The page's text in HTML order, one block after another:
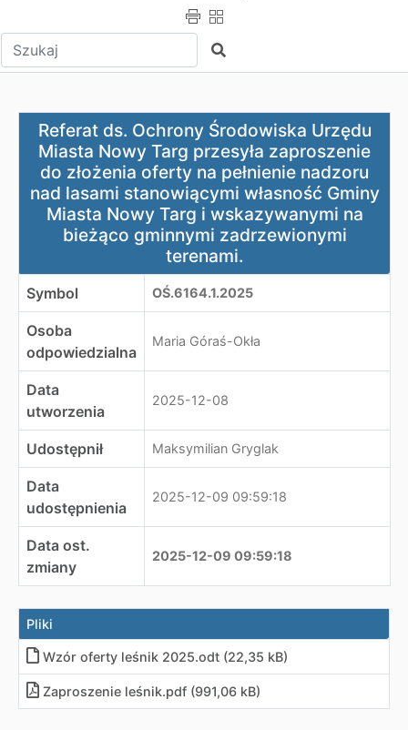
Wpisz tekst do wyszukania Szukaj
Referat ds. Ochrony Środowiska Urzędu Miasta Nowy
Referat ds. Ochrony Środowiska Urzędu
Miasta Nowy Targ przesyła zaproszenie
do złożenia oferty na pełnienie nadzoru
nad lasami stanowiącymi własność Gminy
Miasta Nowy Targ i wskazywanymi na
bieżąco gminnymi zadrzewionymi
terenami.
Symbol OŚ.6164.1.2025
Osoba
odpowiedzialna
Maria Góraś-Okła
Data
utworzenia
2025-12-08
Udostępnił Maksymilian Gryglak
Data
udostępnienia
2025-12-09 09:59:18
Data ost.
zmiany
2025-12-09 09:59:18
Pliki
Wzór oferty leśnik 2025.odt (22,35 kB)
Zaproszenie leśnik.pdf (991,06 kB)